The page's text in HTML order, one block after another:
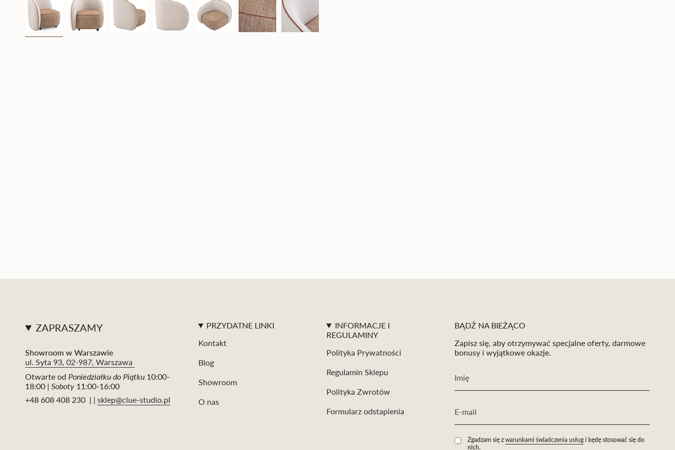
ZAPRASZAMY
Showroom w Warszawie
ul. Syta 93, 02-987, Warszawa
Otwarte od Poniedziałku do Piątku 10:00-
18:00 | Soboty 11:00-16:00
+48 608 408 230 | | sklep@clue-studio.pl
PRZYDATNE LINKI
Kontakt
Blog
Showroom
O nas
INFORMACJE I
REGULAMINY
Polityka Prywatności
Regulamin Sklepu
Polityka Zwrotów
Formularz odstapienia
BĄDŹ NA BIEŻĄCO
Zapisz się, aby otrzymywać specjalne oferty, darmowe
bonusy i wyjątkowe okazje.
Zgadzam się z warunkami świadczenia usługi będę stosować się do
nich.